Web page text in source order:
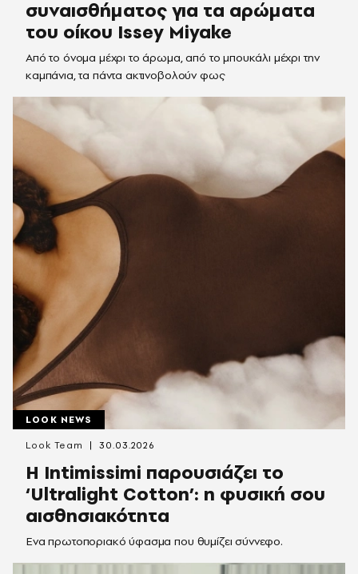
συναισθήματος για τα αρώματα
του οίκου Issey Miyake
Από το όνομα μέχρι το άρωμα, από το μπουκάλι μέχρι την
καμπάνια, τα πάντα ακτινοβολούν φως
LOOK NEWS
Η Intimissimi παρουσιάζει το
‘Ultralight Cotton’: η φυσική σου
αισθησιακότητα
Eνα πρωτοποριακό ύφασμα που θυμίζει σύννεφο.
Look Team 30.03.2026